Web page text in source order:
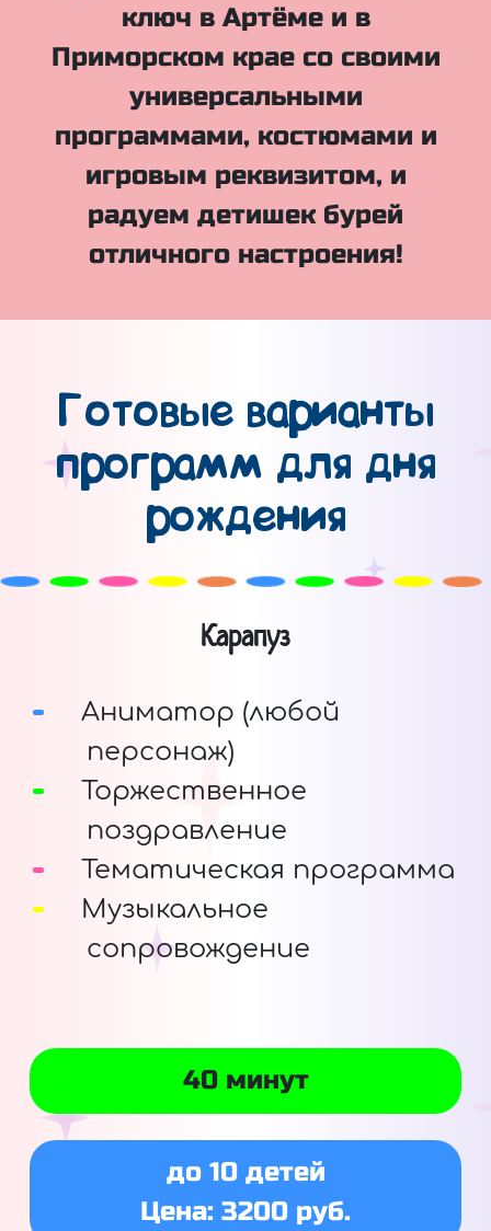
ключ в Артёме и в
Приморском крае со своими
универсальными
программами, костюмами и
игровым реквизитом, и
радуем детишек бурей
отличного настроения!
Готовые варианты
программ для дня
рождения
Карапуз
Аниматор (любой
персонаж)
Торжественное
поздравление
Тематическая программа
Музыкальное
сопровождение
40 минут
до 10 детей
Цена: 3200 руб.